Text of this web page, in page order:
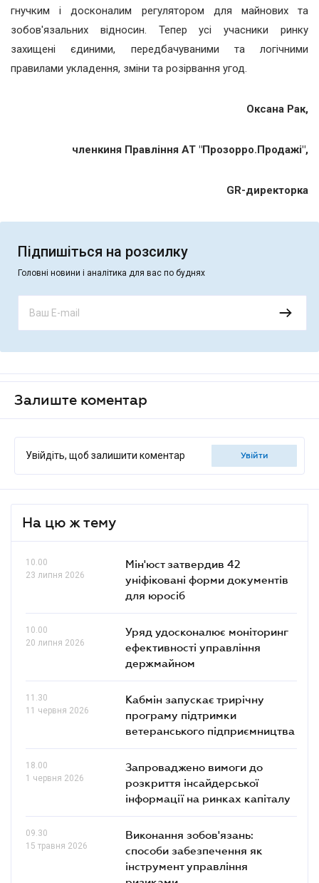
гнучким і досконалим регулятором для майнових та
зобов'язальних відносин. Тепер усі учасники ринку
захищені єдиними, передбачуваними та логічними
правилами укладення, зміни та розірвання угод.
Оксана Рак,
членкиня Правління АТ "Прозорро.Продажі",
GR-директорка
Підпишіться на розсилку
Головні новини і аналітика для вас по буднях
Залиште коментар
Увійдіть, щоб залишити коментар увійти
На цю ж тему
10.00
23 липня 2026
Мін'юст затвердив 42
уніфіковані форми документів
для юросіб
10.00
20 липня 2026
Уряд удосконалює моніторинг
ефективності управління
держмайном
11.30
11 червня 2026
Кабмін запускає трирічну
програму підтримки
ветеранського підприємництва
18.00
1 червня 2026
Запроваджено вимоги до
розкриття інсайдерської
інформації на ринках капіталу
09.30
15 травня 2026
Виконання зобов'язань:
способи забезпечення як
інструмент управління